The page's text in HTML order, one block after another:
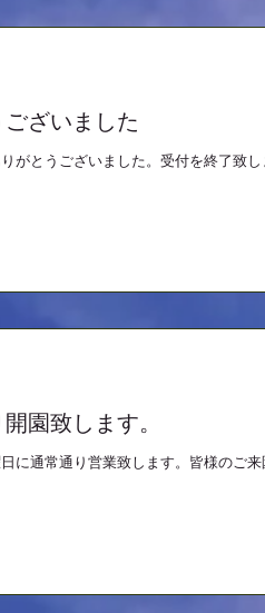
ざいました
がとうございました。受付を終了致
園致します。
に通常通り営業致します。皆様のご